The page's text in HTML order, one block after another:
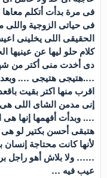
فى مرة بدأت أتكلم
فى حياتى الزوجية
الحقيقى اللى يخلينى
كلام حلو ليها عن عينيها
دى أخدت منى أكتر من
….هتيجى هتيجى ….
اقرب منها اكتر بقيت
إنى مدمن الشاى اللى
…. وبدأت أفهمها إنها
هتبقى أحسن بكتير لو
لأنها كانت محتاجة
…… ولا بلاش أهو
عيب فيه …